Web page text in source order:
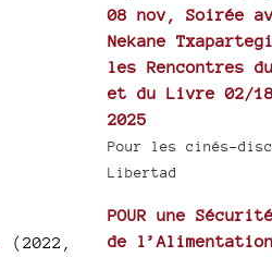
(2022,
08 nov, Soirée
Nekane
les Rencontres
et du Livre 02/
2025
Pour les cinés-
Libertad
POUR une
de